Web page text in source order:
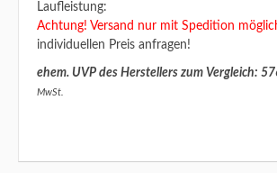
Laufleistung:
Achtung! Versand nur mit Spedition
individuellen Preis anfragen!
ehem. UVP des Herstellers zum Vergleich:
MwSt.